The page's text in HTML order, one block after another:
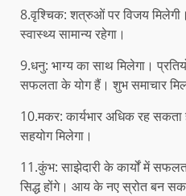
8.वृश्चिक: शत्रुओं पर विजय
स्वास्थ्य सामान्य रहेगा।
9.धनु: भाग्य का साथ मिलेगा।
सफलता के योग हैं। शुभ समाचार
10.मकर: कार्यभार अधिक रह
सहयोग मिलेगा।
11.कुंभ: साझेदारी के कार्यों में
सिद्ध होंगे। आय के नए स्रोत बन